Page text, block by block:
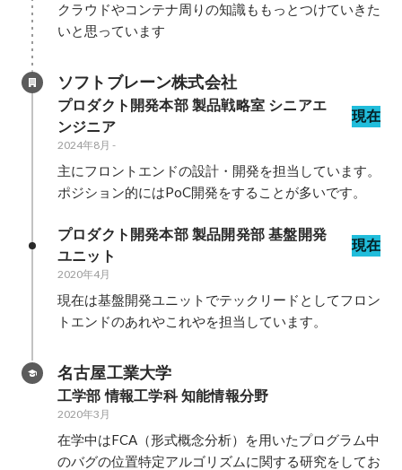
クラウドやコンテナ周りの知識ももっとつけていきた
いと思っています
ソフトブレーン株式会社
プロダクト開発本部 製品戦略室 シニアエ
ンジニア
現在
2024年8月 -
主にフロントエンドの設計・開発を担当しています。
ポジション的にはPoC開発をすることが多いです。
プロダクト開発本部 製品開発部 基盤開発
ユニット
現在
2020年4月
現在は基盤開発ユニットでテックリードとしてフロン
トエンドのあれやこれやを担当しています。
名古屋工業大学
工学部 情報工学科 知能情報分野
2020年3月
在学中はFCA（形式概念分析）を用いたプログラム中
のバグの位置特定アルゴリズムに関する研究をしてお